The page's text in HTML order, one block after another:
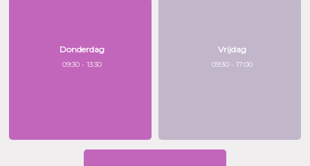
Donderdag
09:30 - 13:30
Vrijdag
09:30 - 17:00